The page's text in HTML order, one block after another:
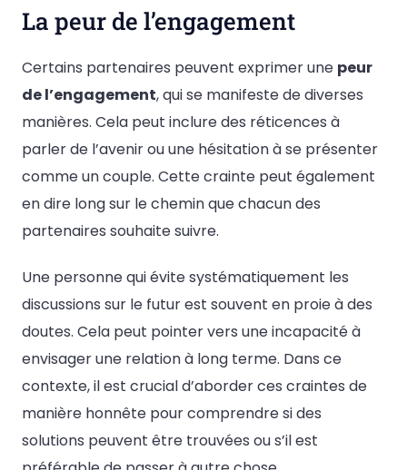
La peur de l’engagement
Certains partenaires peuvent exprimer une peur
de l’engagement, qui se manifeste de diverses
manières. Cela peut inclure des réticences à
parler de l’avenir ou une hésitation à se présenter
comme un couple. Cette crainte peut également
en dire long sur le chemin que chacun des
partenaires souhaite suivre.
Une personne qui évite systématiquement les
discussions sur le futur est souvent en proie à des
doutes. Cela peut pointer vers une incapacité à
envisager une relation à long terme. Dans ce
contexte, il est crucial d’aborder ces craintes de
manière honnête pour comprendre si des
solutions peuvent être trouvées ou s’il est